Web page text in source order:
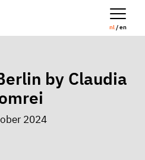
nl/ en
by Claudia
2024